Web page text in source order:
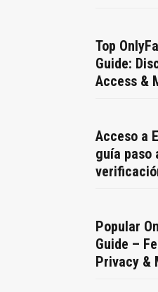
Top
Guide:
Access &
Acceso a
guía paso
Popular
Guide –
Privacy &